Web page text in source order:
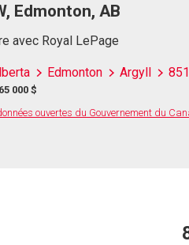
Edmonton, AB
avec Royal LePage
Edmonton Argyll
000 $
ouvertes du Gouvernement du